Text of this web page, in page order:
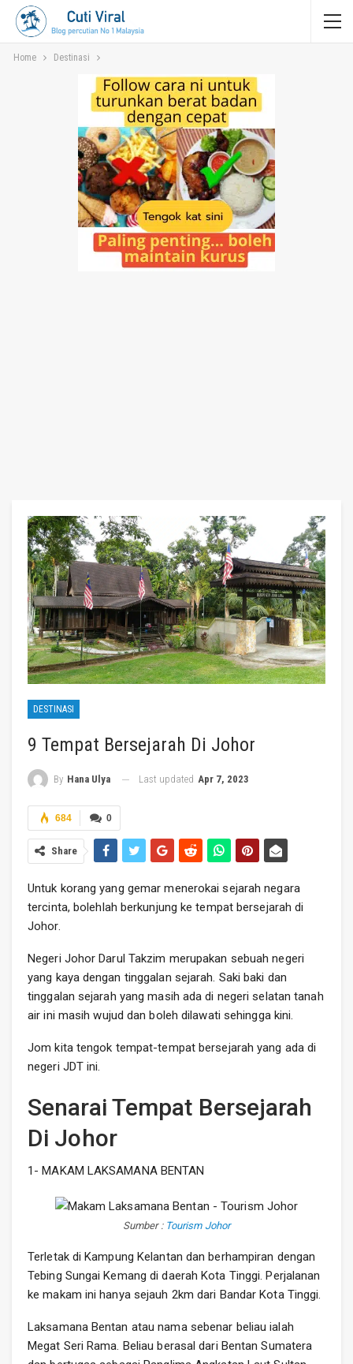
Home Destinasi
DESTINASI
9 Tempat Bersejarah Di Johor
By Hana Ulya Last updated Apr 7, 2023
0
684
Share
Untuk korang yang gemar menerokai sejarah negara
tercinta, bolehlah berkunjung ke tempat bersejarah di
Johor.
Negeri Johor Darul Takzim merupakan sebuah negeri
yang kaya dengan tinggalan sejarah. Saki baki dan
tinggalan sejarah yang masih ada di negeri selatan tanah
air ini masih wujud dan boleh dilawati sehingga kini.
Jom kita tengok tempat-tempat bersejarah yang ada di
negeri JDT ini.
Senarai Tempat Bersejarah
Di Johor
1- MAKAM LAKSAMANA BENTAN
Sumber : Tourism Johor
Terletak di Kampung Kelantan dan berhampiran dengan
Tebing Sungai Kemang di daerah Kota Tinggi. Perjalanan
ke makam ini hanya sejauh 2km dari Bandar Kota Tinggi.
Laksamana Bentan atau nama sebenar beliau ialah
Megat Seri Rama. Beliau berasal dari Bentan Sumatera